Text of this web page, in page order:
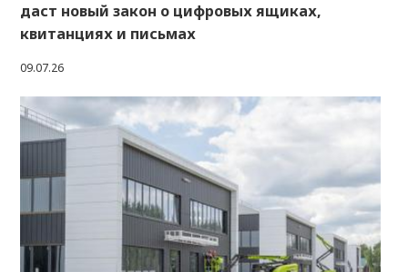
даст новый закон о цифровых ящиках,
квитанциях и письмах
09.07.26